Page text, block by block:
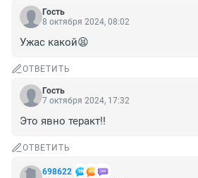
Гость
8 октября 2024, 08:02
Ужас какой😫
ОТВЕТИТЬ
Гость
7 октября 2024, 17:32
Это явно теракт!!
ОТВЕТИТЬ
698622